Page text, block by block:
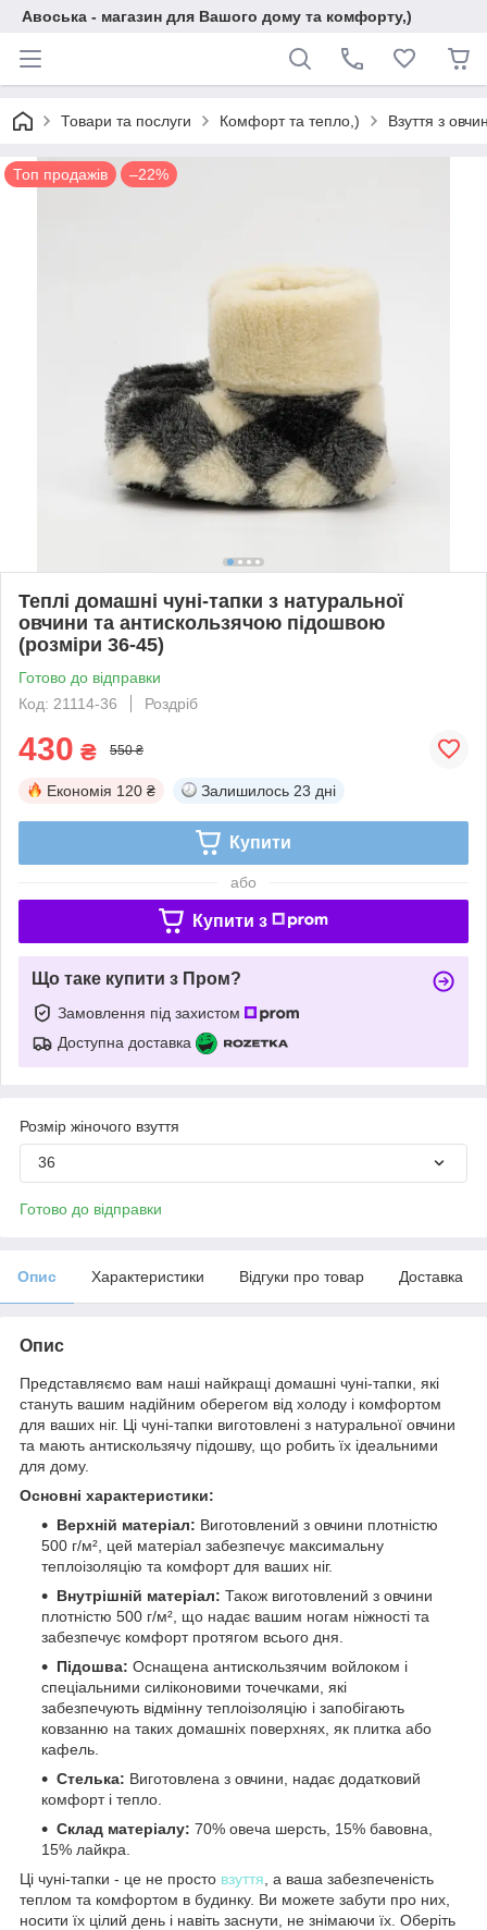
Авоська - магазин для Вашого дому та комфорту,)
Товари та послуги Комфорт та тепло,) Взуття з
Топ продажів –22%
Теплі домашні чуні-тапки з натуральної
овчини та антискользячою підошвою
(розміри 36-45)
Готово до відправки
Код: 21114-36
Роздріб
430 ₴ 550 ₴
Економія 120 ₴ Залишилось 23 дні
Купити
або
Купити з
Що таке купити з Пром?
Замовлення під захистом
Доступна доставка
Розмір жіночого взуття
36
Готово до відправки
Опис Характеристики Відгуки про товар Доставка
Опис
Представляємо вам наші найкращі домашні чуні-тапки, які
стануть вашим надійним оберегом від холоду і комфортом
для ваших ніг. Ці чуні-тапки виготовлені з натуральної овчини
та мають антискользячу підошву, що робить їх ідеальними
для дому.
Основні характеристики:
Верхній матеріал: Виготовлений з овчини плотністю
500 г/м², цей матеріал забезпечує максимальну
теплоізоляцію та комфорт для ваших ніг.
Внутрішній матеріал: Також виготовлений з овчини
плотністю 500 г/м², що надає вашим ногам ніжності та
забезпечує комфорт протягом всього дня.
Підошва: Оснащена антискользячим войлоком і
спеціальними силіконовими точечками, які
забезпечують відмінну теплоізоляцію і запобігають
ковзанню на таких домашніх поверхнях, як плитка або
кафель.
Стелька: Виготовлена з овчини, надає додатковий
комфорт і тепло.
Склад матеріалу: 70% овеча шерсть, 15% бавовна,
15% лайкра.
Ці чуні-тапки - це не просто взуття , а ваша забезпеченість
теплом та комфортом в будинку. Ви можете забути про них,
носити їх цілий день і навіть заснути, не знімаючи їх. Оберіть